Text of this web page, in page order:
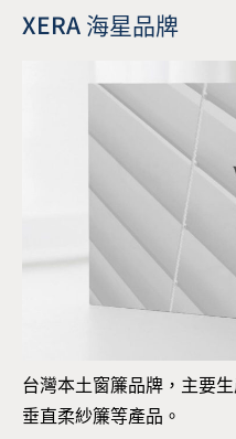
XERA 海星品牌
台灣本土窗簾品牌，主要
垂直柔紗簾等產品。